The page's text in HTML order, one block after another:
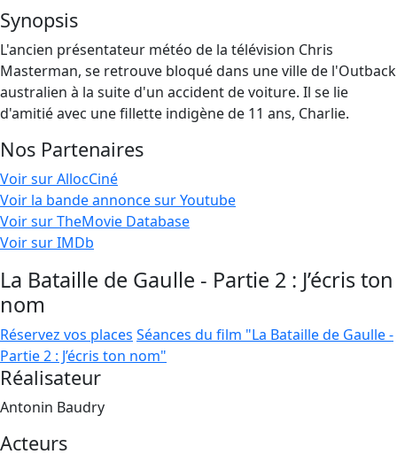
Synopsis
L'ancien présentateur météo de la télévision Chris
Masterman, se retrouve bloqué dans une ville de l'Outback
australien à la suite d'un accident de voiture. Il se lie
d'amitié avec une fillette indigène de 11 ans, Charlie.
Nos Partenaires
Voir sur AllocCiné
Voir la bande annonce sur Youtube
Voir sur TheMovie Database
Voir sur IMDb
La Bataille de Gaulle - Partie 2 : J’écris ton
nom
Réservez vos places Séances du film "La Bataille de Gaulle -
Partie 2 : J’écris ton nom"
Réalisateur
Antonin Baudry
Acteurs